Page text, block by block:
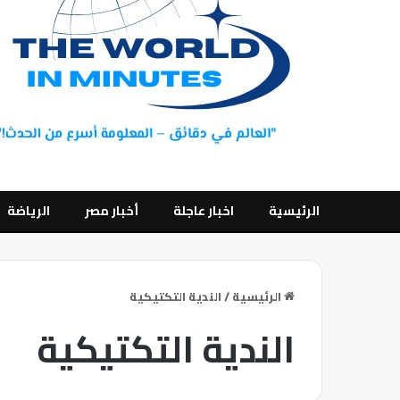
الرئيسية اخبار عاجلة أخبار مصر الرياضة
الرئيسية/الندية التكتيكية
الندية التكتيكية